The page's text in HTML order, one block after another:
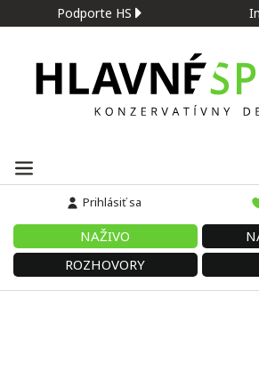
Podporte HS
Prihlásiť sa
NAŽIVO
ROZHOVORY